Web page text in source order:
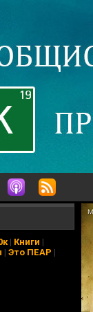
| Книги |
| Это ПЕАР |